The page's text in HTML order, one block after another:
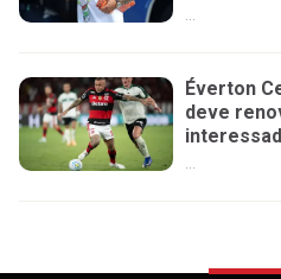
Éverton
deve
...